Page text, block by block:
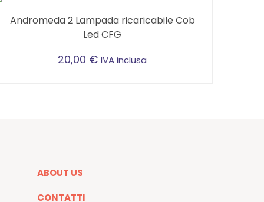
Andromeda 2 Lampada ricaricabile Cob
Led CFG
20,00 € IVA inclusa
ABOUT US
CONTATTI